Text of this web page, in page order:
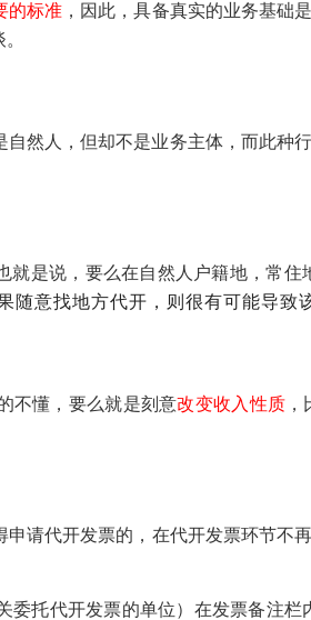
的标准 ，因此，具备真实的业务基础
然人，但却不是业务主体，而此种
就是说，要么在自然人户籍地，常住
随意找地方代开，则很有可能导致
不懂，要么就是刻意改变收入性质
申请代开发票的，在代开发票环节不
托代开发票的单位）在发票备注栏